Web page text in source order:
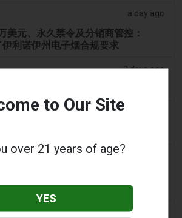
a day ago
美元、永久禁令及分销商管控：
利诺伊州电子烟合规要求
2 days ago
2 days ago
2 days ago
to Our Site
over 21 years of age?
YES